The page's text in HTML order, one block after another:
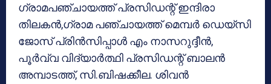
ഗ്രാമപഞ്ചായത്ത് പ്രസിഡന്റ് ഇന്ദിരാ
തിലകന്‍,ഗ്രാമ പഞ്ചായത്ത് മെമ്പര്‍ ഡെയ്‌സി
ജോസ് പ്രിന്‍സിപ്പാള്‍ എം നാസറുദ്ദീന്‍,
പൂര്‍വ്വ വിദ്യാര്‍ത്ഥി പ്രസിഡന്റ് ബാലന്‍
അമ്പാടത്ത്, സി.ബിഷക്കീല. ശിവന്‍